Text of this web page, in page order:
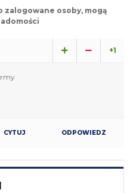
zalogowane osoby, mogą
+1
CYTUJ ODPOWIEDZ